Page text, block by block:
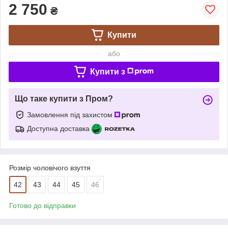
2 750 ₴
Купити
або
Купити з
Що таке купити з Пром?
Замовлення під захистом
Доступна доставка
Розмір чоловічого взуття
42 43 44 45 46
Готово до відправки